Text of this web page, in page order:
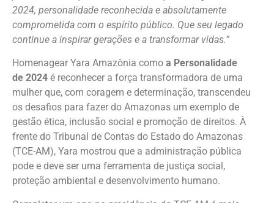
2024, personalidade reconhecida e absolutamente
comprometida com o espírito público. Que seu legado
continue a inspirar gerações e a transformar vidas.”
Homenagear Yara Amazônia como a Personalidade
de 2024 é reconhecer a força transformadora de uma
mulher que, com coragem e determinação, transcendeu
os desafios para fazer do Amazonas um exemplo de
gestão ética, inclusão social e promoção de direitos. À
frente do Tribunal de Contas do Estado do Amazonas
(TCE-AM), Yara mostrou que a administração pública
pode e deve ser uma ferramenta de justiça social,
proteção ambiental e desenvolvimento humano.